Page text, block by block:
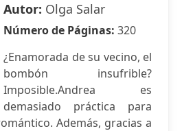
Autor: Olga Salar
Número de Páginas: 320
¿Enamorada de su vecino, el
bombón insufrible?
Imposible.Andrea es
demasiado práctica para
Además, gracias a